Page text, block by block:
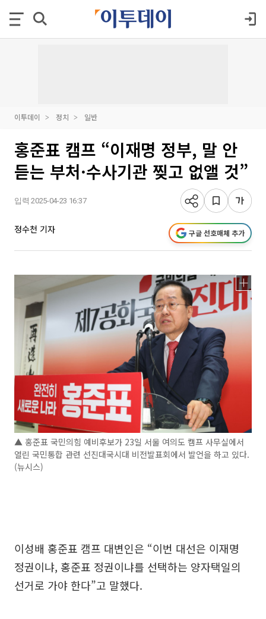
이투데이 정치 일반
홍준표 캠프 “이재명 정부, 말 안
듣는 부처·수사기관 찢고 없앨 것”
입력 2025-04-23 16:37
정수천 기자 구글 선호매체 추가
▲ 홍준표 국민의힘 예비후보가 23일 서울 여의도 캠프 사무실에서
열린 국민통합 관련 선진대국시대 비전발표회에서 발언을 하고 있다.
(뉴시스)
이성배 홍준표 캠프 대변인은 “이번 대선은 이재명
정권이냐, 홍준표 정권이냐를 선택하는 양자택일의
선거로 가야 한다”고 말했다.